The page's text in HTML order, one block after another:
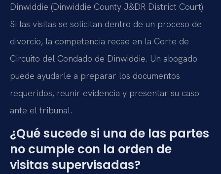
Dinwiddie (Dinwiddie County J&DR District Court).
Si las visitas se solicitan dentro de un proceso de
divorcio, la competencia recae en la Corte de
Circuito del Condado de Dinwiddie. Un abogado
puede ayudarle a preparar los documentos
requeridos, reunir evidencia y presentar su caso
ante el tribunal.
¿Qué sucede si una de las partes
no cumple con la orden de
visitas supervisadas?